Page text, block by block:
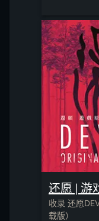
还愿 | 游
收录 还愿
载版）